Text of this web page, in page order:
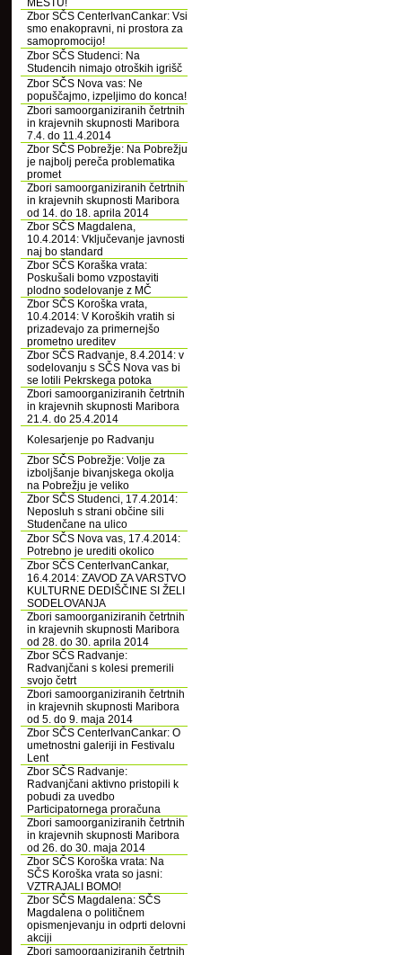
MESTU!
Zbor SČS CenterIvanCankar: Vsi
smo enakopravni, ni prostora za
samopromocijo!
Zbor SČS Studenci: Na
Studencih nimajo otroških igrišč
Zbor SČS Nova vas: Ne
popuščajmo, izpeljimo do konca!
Zbori samoorganiziranih četrtnih
in krajevnih skupnosti Maribora
7.4. do 11.4.2014
Zbor SČS Pobrežje: Na Pobrežju
je najbolj pereča problematika
promet
Zbori samoorganiziranih četrtnih
in krajevnih skupnosti Maribora
od 14. do 18. aprila 2014
Zbor SČS Magdalena,
10.4.2014: Vključevanje javnosti
naj bo standard
Zbor SČS Koraška vrata:
Poskušali bomo vzpostaviti
plodno sodelovanje z MČ
Zbor SČS Koroška vrata,
10.4.2014: V Koroških vratih si
prizadevajo za primernejšo
prometno ureditev
Zbor SČS Radvanje, 8.4.2014: v
sodelovanju s SČS Nova vas bi
se lotili Pekrskega potoka
Zbori samoorganiziranih četrtnih
in krajevnih skupnosti Maribora
21.4. do 25.4.2014
Kolesarjenje po Radvanju
Zbor SČS Pobrežje: Volje za
izboljšanje bivanjskega okolja
na Pobrežju je veliko
Zbor SČS Studenci, 17.4.2014:
Neposluh s strani občine sili
Studenčane na ulico
Zbor SČS Nova vas, 17.4.2014:
Potrebno je urediti okolico
Zbor SČS CenterIvanCankar,
16.4.2014: ZAVOD ZA VARSTVO
KULTURNE DEDIŠČINE SI ŽELI
SODELOVANJA
Zbori samoorganiziranih četrtnih
in krajevnih skupnosti Maribora
od 28. do 30. aprila 2014
Zbor SČS Radvanje:
Radvanjčani s kolesi premerili
svojo četrt
Zbori samoorganiziranih četrtnih
in krajevnih skupnosti Maribora
od 5. do 9. maja 2014
Zbor SČS CenterIvanCankar: O
umetnostni galeriji in Festivalu
Lent
Zbor SČS Radvanje:
Radvanjčani aktivno pristopili k
pobudi za uvedbo
Participatornega proračuna
Zbori samoorganiziranih četrtnih
in krajevnih skupnosti Maribora
od 26. do 30. maja 2014
Zbor SČS Koroška vrata: Na
SČS Koroška vrata so jasni:
VZTRAJALI BOMO!
Zbor SČS Magdalena: SČS
Magdalena o političnem
opismenjevanju in odprti delovni
akciji
Zbori samoorganiziranih četrtnih